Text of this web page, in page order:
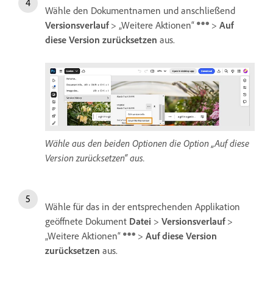
Wähle den Dokumentnamen und anschließend
Versionsverlauf> „Weitere Aktionen“ > Auf
diese Version zurücksetzen aus.
Wähle aus den beiden Optionen die Option „Auf diese
Version zurücksetzen“ aus.
Wähle für das in der entsprechenden Applikation
geöffnete Dokument Datei > Versionsverlauf>
„Weitere Aktionen“
> Auf diese Version
zurücksetzen aus.